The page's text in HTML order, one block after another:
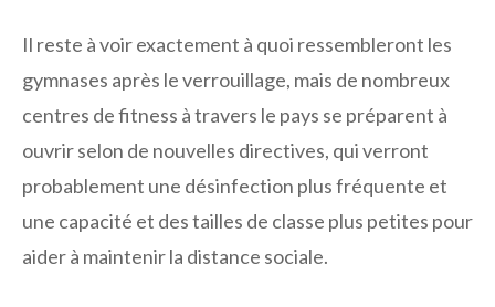
Il reste à voir exactement à quoi ressembleront les
gymnases après le verrouillage, mais de nombreux
centres de fitness à travers le pays se préparent à
ouvrir selon de nouvelles directives, qui verront
probablement une désinfection plus fréquente et
une capacité et des tailles de classe plus petites pour
aider à maintenir la distance sociale.